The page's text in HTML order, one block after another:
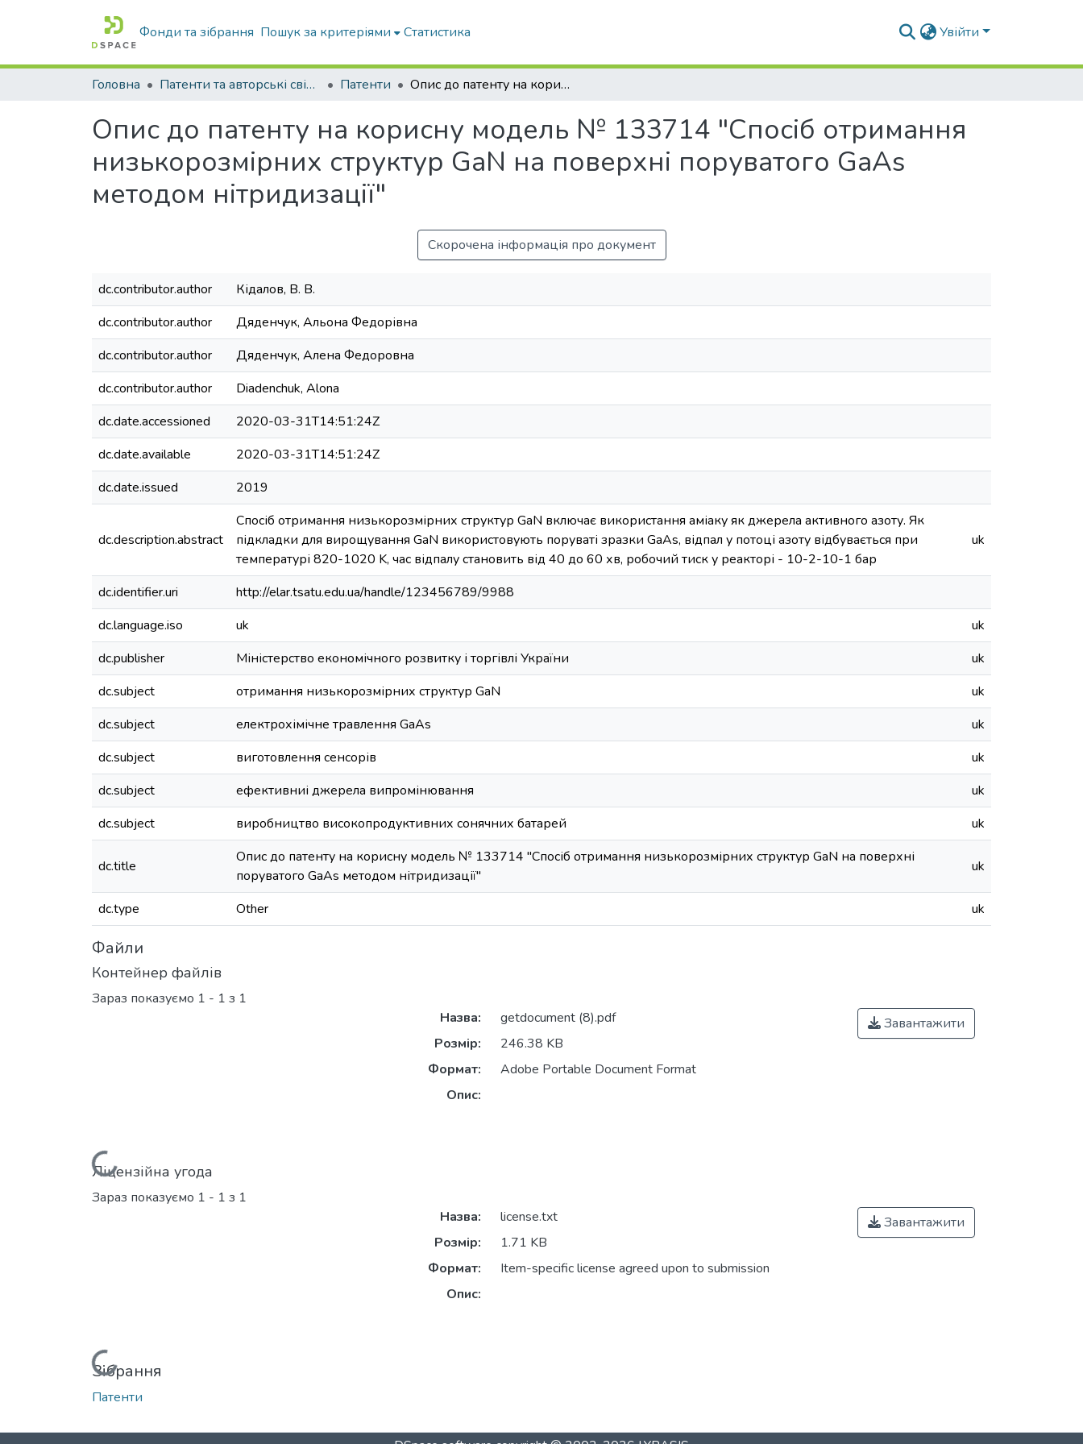
Фонди та зібрання Пошук за критеріями Статистика Увійти
Головна Патенти та авторські свідоцтва Патенти Опис до патенту на корисну модель № 133714 "Спосіб отримання низькорозмірних структур GaN на поверхні поруватого GaAs методом нітридизації"
Опис до патенту на корисну модель № 133714 "Спосіб отримання
низькорозмірних структур GaN на поверхні поруватого GaAs
методом нітридизації"
Скорочена інформація про документ
dc.contributor.author
Кідалов, В. В.
dc.contributor.author
Дяденчук, Альона Федорівна
dc.contributor.author
Дяденчук, Алена Федоровна
dc.contributor.author
Diadenchuk, Alona
dc.date.accessioned
2020-03-31T14:51:24Z
dc.date.available
2020-03-31T14:51:24Z
dc.date.issued
2019
dc.description.abstract
Спосіб отримання низькорозмірних структур GaN включає використання аміаку як джерела активного азоту. Як
підкладки для вирощування GaN використовують поруваті зразки GaAs, відпал у потоці азоту відбувається при
температурі 820-1020 K, час відпалу становить від 40 до 60 хв, робочий тиск у реакторі - 10-2-10-1 бар
uk
dc.identifier.uri
http://elar.tsatu.edu.ua/handle/123456789/9988
dc.language.iso
uk
uk
dc.publisher
Міністерство економічного розвитку і торгівлі України
uk
dc.subject
отримання низькорозмірних структур GaN
uk
dc.subject
електрохімічне травлення GaAs
uk
dc.subject
виготовлення сенсорів
uk
dc.subject
ефективниі джерела випромінювання
uk
dc.subject
виробництво високопродуктивних сонячних батарей uk
dc.title
Опис до патенту на корисну модель № 133714 "Спосіб отримання низькорозмірних структур GaN на поверхні
поруватого GaAs методом нітридизації"
uk
dc.type Other uk
Файли
Контейнер файлів
Зараз показуємо 1 - 1 з 1
Вантажиться...
Назва:
getdocument (8).pdf
Розмір:
246.38 KB
Формат:
Adobe Portable Document Format
Опис:
Завантажити
Ліцензійна угода
Зараз показуємо 1 - 1 з 1
Вантажиться...
Назва:
license.txt
Розмір:
1.71 KB
Формат:
Item-specific license agreed upon to submission
Опис:
Завантажити
Зібрання
Патенти